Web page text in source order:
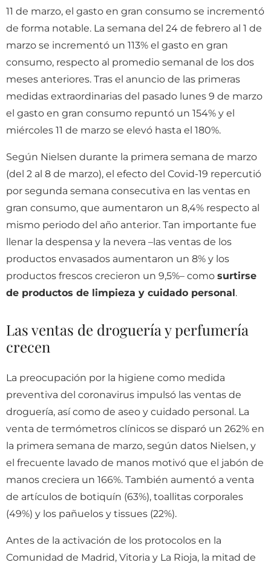
11 de marzo, el gasto en gran consumo se incrementó
de forma notable. La semana del 24 de febrero al 1 de
marzo se incrementó un 113% el gasto en gran
consumo, respecto al promedio semanal de los dos
meses anteriores. Tras el anuncio de las primeras
medidas extraordinarias del pasado lunes 9 de marzo
el gasto en gran consumo repuntó un 154% y el
miércoles 11 de marzo se elevó hasta el 180%.
Según Nielsen durante la primera semana de marzo
(del 2 al 8 de marzo), el efecto del Covid-19 repercutió
por segunda semana consecutiva en las ventas en
gran consumo, que aumentaron un 8,4% respecto al
mismo periodo del año anterior. Tan importante fue
llenar la despensa y la nevera –las ventas de los
productos envasados aumentaron un 8% y los
productos frescos crecieron un 9,5%– como surtirse
de productos de limpieza y cuidado personal.
Las ventas de droguería y perfumería
crecen
La preocupación por la higiene como medida
preventiva del coronavirus impulsó las ventas de
droguería, así como de aseo y cuidado personal. La
venta de termómetros clínicos se disparó un 262% en
la primera semana de marzo, según datos Nielsen, y
el frecuente lavado de manos motivó que el jabón de
manos creciera un 166%. También aumentó a venta
de artículos de botiquín (63%), toallitas corporales
(49%) y los pañuelos y tissues (22%).
Antes de la activación de los protocolos en la
Comunidad de Madrid, Vitoria y La Rioja, la mitad de